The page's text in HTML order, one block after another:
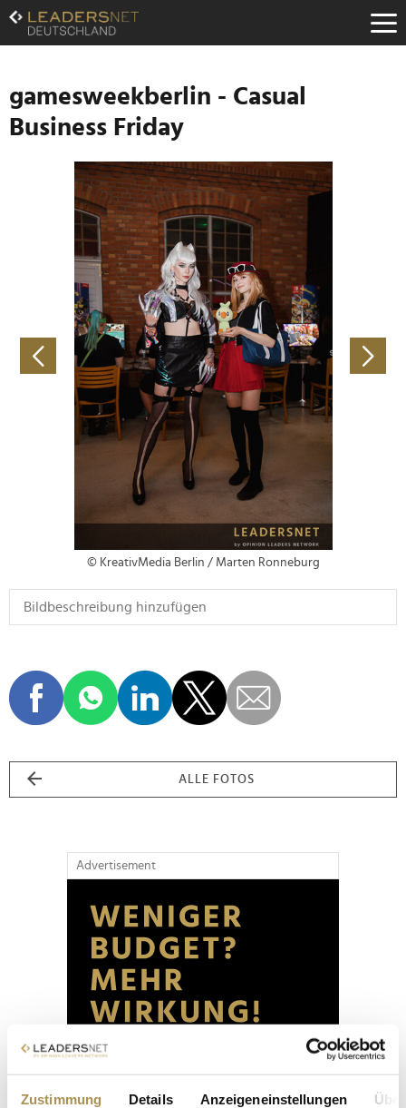
Zustimmung Details Anzeigeneinstellungen
Zum
Inhalt
Zur
Navigation
Zur
Hauptnavigation
gamesweekberlin - Casual
Business Friday
© KreativMedia Berlin / Marten Ronneburg
ALLE FOTOS
Advertisement